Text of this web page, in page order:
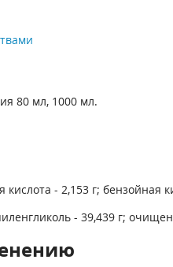
80 мл, 1000 мл.
- 2,153 г; бензойная
- 39,439 г;